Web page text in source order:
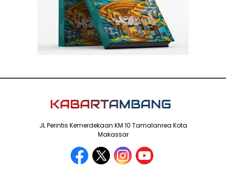
JL Perintis Kemerdekaan KM 10 Tamalanrea Kota
Makassar